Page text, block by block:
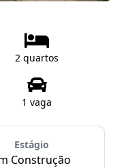
2 quartos
1 vaga
Estágio
Construção